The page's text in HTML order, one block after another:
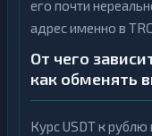
его почти
адрес именно в
От чего
как обменять
Курс USDT к рублю